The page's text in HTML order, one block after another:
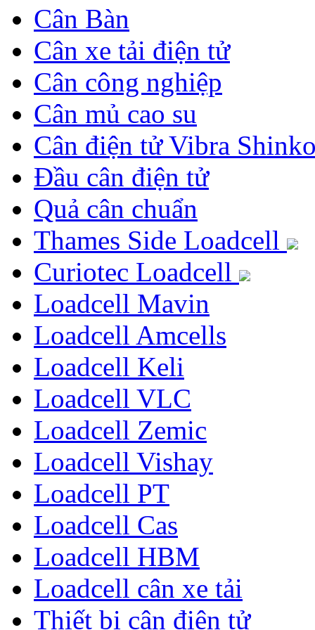
Cân Bàn
Cân xe tải điện tử
Cân công nghiệp
Cân mủ cao su
Cân điện tử Vibra
Đầu cân điện tử
Quả cân chuẩn
Thames Side Loadcell
Curiotec Loadcell
Loadcell Mavin
Loadcell Amcells
Loadcell Keli
Loadcell VLC
Loadcell Zemic
Loadcell Vishay
Loadcell PT
Loadcell Cas
Loadcell HBM
Loadcell cân xe tải
Thiết bị cân điện tử